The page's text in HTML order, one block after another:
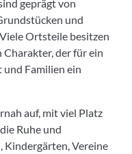
geprägt von
und
Ortsteile besitzen
der für ein
Familien ein
auf, mit viel Platz
Ruhe und
Kindergärten, Vereine